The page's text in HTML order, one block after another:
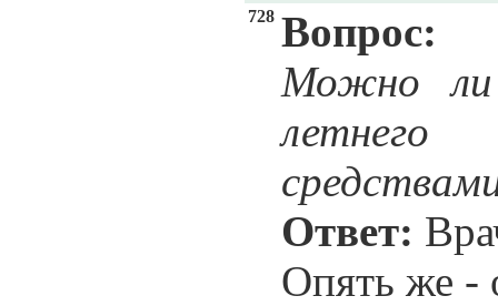
728 Вопрос:
Можно ли
летнего
Ответ:
Опять же -